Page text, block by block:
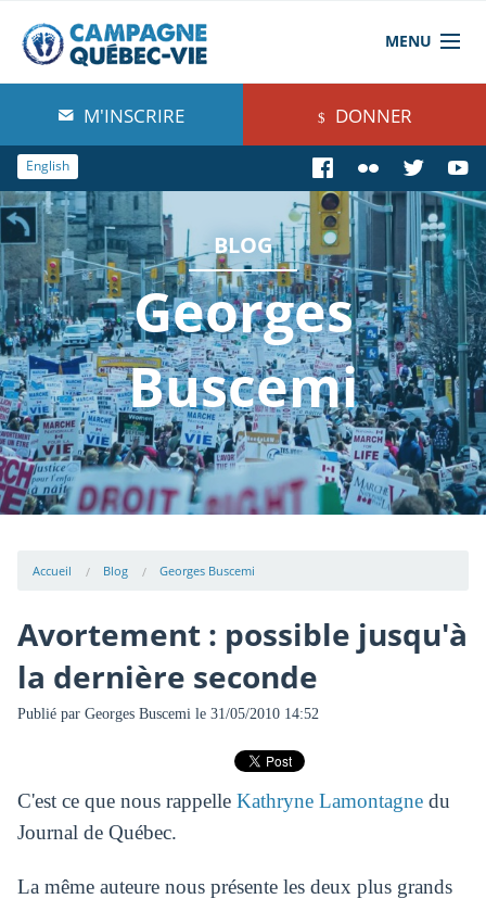
MENU
À propos de nous
Blog
Comprendre
Agir
Boutique
M'INSCRIRE DONNER
English
BLOG
Georges
Buscemi
Accueil Blog Georges Buscemi
Avortement : possible jusqu'à
la dernière seconde
Publié par Georges Buscemile 31/05/2010 14:52
C'est ce que nous rappelle Kathryne Lamontagnedu
Journal de Québec.
La même auteure nous présente les deux plus grands